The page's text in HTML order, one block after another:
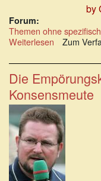
by
Forum:
Themen ohne
Weiterlesen über
kollektive
Nivellierung
jeglichen
Niveaus
Zum
Die
Konsensmeute